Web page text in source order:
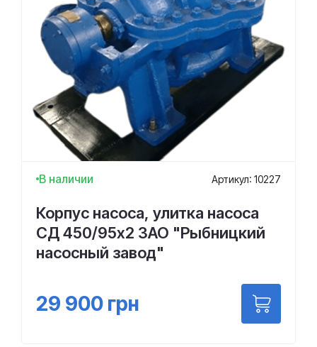
В наличии Артикул: 10227
Корпус насоса, улитка насоса
СД 450/95х2 ЗАО "Рыбницкий
насосный завод"
29 900 грн